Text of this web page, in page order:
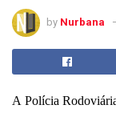
by Nurbana
A Polícia